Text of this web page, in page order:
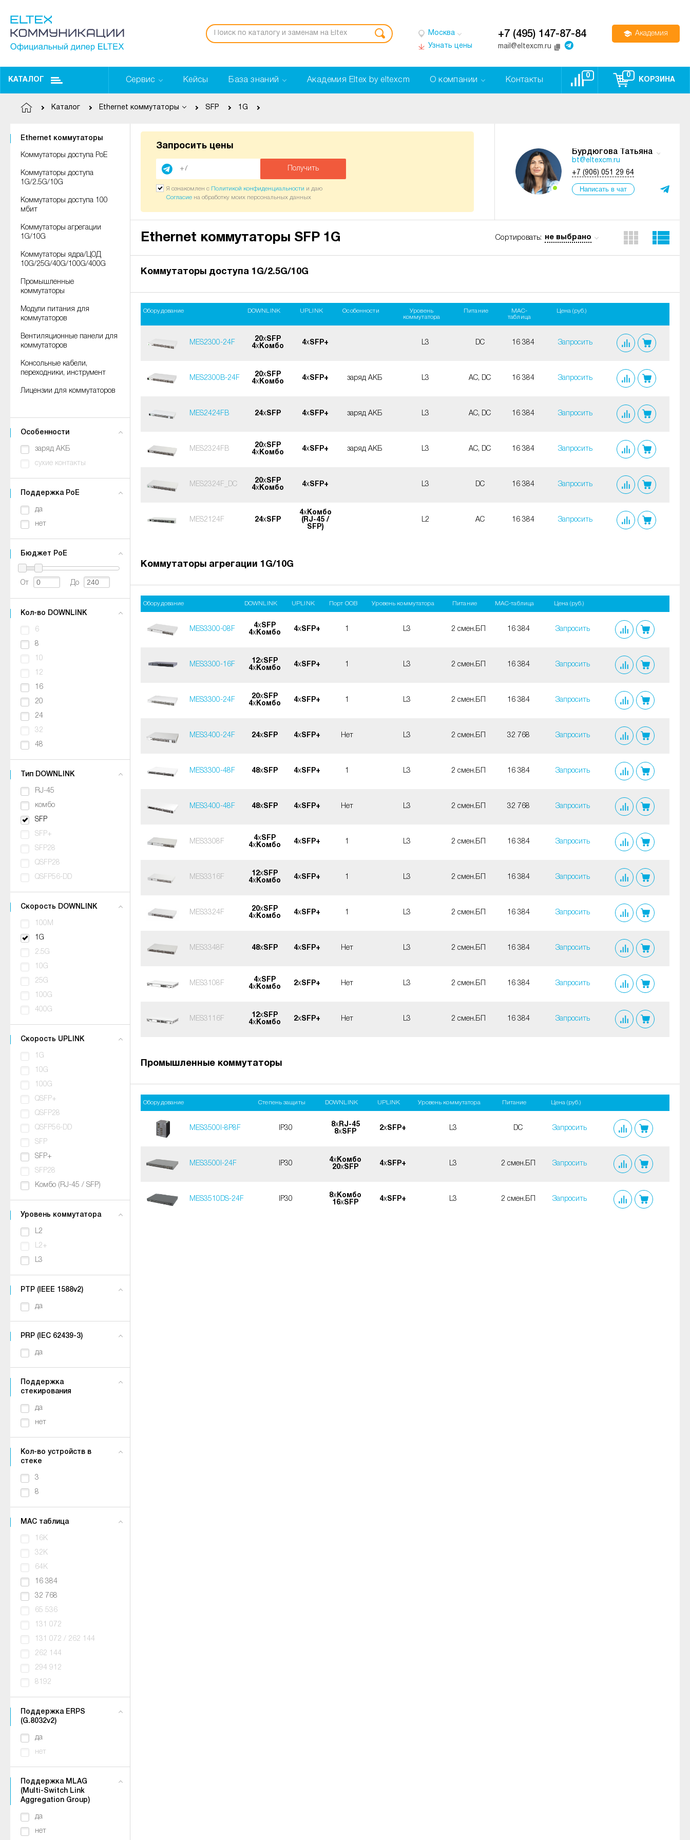
Москва
Узнать цены
+7 (495) 147-87-84
mail@eltexcm.ru
Академия
КАТАЛОГ Сервис Кейсы База знаний Академия Eltex by eltexcm О компании Контакты
0 0
КОРЗИНА
Каталог Ethernet коммутаторы SFP 1G
Ethernet коммутаторы
Коммутаторы доступа PoE
Коммутаторы доступа
1G/2.5G/10G
Коммутаторы доступа 100
мбит
Коммутаторы агрегации
1G/10G
Коммутаторы ядра/ЦОД
10G/25G/40G/100G/400G
Промышленные
коммутаторы
Модули питания для
коммутаторов
Вентиляционные панели для
коммутаторов
Консольные кабели,
переходники, инструмент
Лицензии для коммутаторов
Особенности
заряд АКБ
сухие контакты
Поддержка PoE
да
нет
Бюджет PoE
От До
Кол-во DOWNLINK
6
8
10
12
16
20
24
32
48
Тип DOWNLINK
RJ-45
комбо
SFP
SFP+
SFP28
QSFP28
QSFP56-DD
Скорость DOWNLINK
100M
1G
2.5G
10G
25G
100G
400G
Скорость UPLINK
1G
10G
100G
QSFP+
QSFP28
QSFP56-DD
SFP
SFP+
SFP28
Комбо (RJ-45 / SFP)
Уровень коммутатора
L2
L2+
L3
PTP (IEEE 1588v2)
да
PRP (IEC 62439-3)
да
Поддержка
стекирования
да
нет
Кол-во устройств в
стеке
3
8
MAC таблица
16K
32K
64K
16 384
32 768
65 536
131 072
131 072 / 262 144
262 144
294 912
8192
Поддержка ERPS
(G.8032v2)
да
нет
Поддержка MLAG
(Multi-Switch Link
Aggregation Group)
да
нет
Запросить цены
Получить
Я ознакомлен с Политикой конфиденциальности и даю
Согласие на обработку моих персональных данных
Бурдюгова Татьяна
bt@eltexcm.ru
+7 (906) 051 29 64
Написать в чат
Ethernet коммутаторы SFP 1G Сортировать: не выбрано
Коммутаторы доступа 1G/2.5G/10G
Оборудование DOWNLINK UPLINK Особенности
Уровень
коммутатора
Питание
MAC-
таблица
Цена (руб.)
MES2300-24F
20xSFP
4x Комбо
4xSFP+ L3 DC 16 384 Запросить
MES2300B-24F
20xSFP
4x Комбо
4xSFP+ заряд АКБ L3 AC, DC 16 384 Запросить
MES2424FB 24xSFP 4xSFP+ заряд АКБ L3 AC, DC 16 384 Запросить
MES2324FB
20xSFP
4x Комбо
4xSFP+ заряд АКБ L3 AC, DC 16 384 Запросить
MES2324F_DC
20xSFP
4x Комбо
4xSFP+ L3 DC 16 384 Запросить
MES2124F 24xSFP
4xКомбо
(RJ-45 /
SFP)
L2 AC 16 384 Запросить
Коммутаторы агрегации 1G/10G
Оборудование DOWNLINK UPLINK Порт OOB Уровень коммутатора Питание MAC-таблица Цена (руб.)
MES3300-08F
4xSFP
4x Комбо
4xSFP+ 1 L3 2 смен.БП 16 384 Запросить
MES3300-16F
12xSFP
4x Комбо
4xSFP+ 1 L3 2 смен.БП 16 384 Запросить
MES3300-24F
20xSFP
4x Комбо
4xSFP+ 1 L3 2 смен.БП 16 384 Запросить
MES3400-24F 24xSFP 4xSFP+ Нет L3 2 смен.БП 32 768 Запросить
MES3300-48F 48xSFP 4xSFP+ 1 L3 2 смен.БП 16 384 Запросить
MES3400-48F 48xSFP 4xSFP+ Нет L3 2 смен.БП 32 768 Запросить
MES3308F
4xSFP
4x Комбо
4xSFP+ 1 L3 2 смен.БП 16 384 Запросить
MES3316F
12xSFP
4x Комбо
4xSFP+ 1 L3 2 смен.БП 16 384 Запросить
MES3324F
20xSFP
4x Комбо
4xSFP+ 1 L3 2 смен.БП 16 384 Запросить
MES3348F 48xSFP 4xSFP+ Нет L3 2 смен.БП 16 384 Запросить
MES3108F
4xSFP
4x Комбо
2xSFP+ Нет L3 2 смен.БП 16 384 Запросить
MES3116F
12xSFP
4x Комбо
2xSFP+ Нет L3 2 смен.БП 16 384 Запросить
Промышленные коммутаторы
Оборудование Степень защиты DOWNLINK UPLINK Уровень коммутатора Питание Цена (руб.)
MES3500I-8P8F IP30
8xRJ-45
8xSFP
2xSFP+ L3 DC Запросить
MES3500I-24F IP30
4x Комбо
20xSFP
4xSFP+ L3 2 смен.БП Запросить
MES3510DS-24F IP30
8x Комбо
16xSFP
4xSFP+ L3 2 смен.БП Запросить